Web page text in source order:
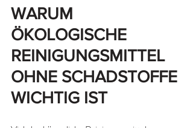
WARUM
ÖKOLOGISCHE
REINIGUNGSMITTEL
OHNE SCHADSTOFFE
WICHTIG IST